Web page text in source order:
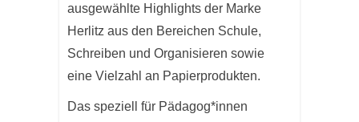
ausgewählte Highlights der Marke
Herlitz aus den Bereichen Schule,
Schreiben und Organisieren sowie
eine Vielzahl an Papierprodukten.
Das speziell für Pädagog*innen